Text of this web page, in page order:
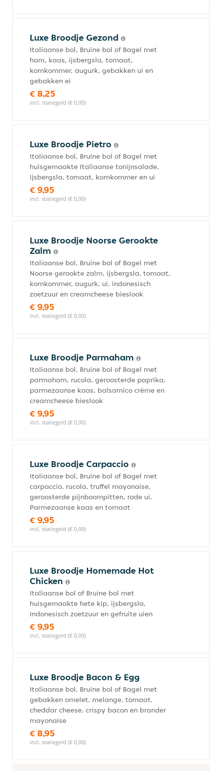
Luxe Broodje Gezond
Italiaanse bol, Bruine bol of Bagel met
ham, kaas, ijsbergsla, tomaat,
komkommer, augurk, gebakken ui en
gebakken ei
€ 8,25
incl. statiegeld (€ 0,00)
Luxe Broodje Pietro
Italiaanse bol, Bruine bol of Bagel met
huisgemaakte Italiaanse tonijnsalade,
ijsbergsla, tomaat, komkommer en ui
€ 9,95
incl. statiegeld (€ 0,00)
Luxe Broodje Noorse Gerookte
Zalm
Italiaanse bol, Bruine bol of Bagel met
Noorse gerookte zalm, ijsbergsla, tomaat,
komkommer, augurk, ui, indonesisch
zoetzuur en creamcheese bieslook
€ 9,95
incl. statiegeld (€ 0,00)
Luxe Broodje Parmaham
Italiaanse bol, Bruine bol of Bagel met
parmaham, rucola, geroosterde paprika,
parmezaanse kaas, balsamico crème en
creamcheese bieslook
€ 9,95
incl. statiegeld (€ 0,00)
Luxe Broodje Carpaccio
Italiaanse bol, Bruine bol of Bagel met
carpaccio, rucola, truffel mayonaise,
geroosterde pijnboompitten, rode ui,
Parmezaanse kaas en tomaat
€ 9,95
incl. statiegeld (€ 0,00)
Luxe Broodje Homemade Hot
Chicken
Italiaanse bol of Bruine bol met
huisgemaakte hete kip, ijsbergsla,
Indonesisch zoetzuur en gefruite uien
€ 9,95
incl. statiegeld (€ 0,00)
Luxe Broodje Bacon & Egg
Italiaanse bol, Bruine bol of Bagel met
gebakken omelet, melange, tomaat,
cheddar cheese, crispy bacon en brander
mayonaise
€ 8,95
incl. statiegeld (€ 0,00)